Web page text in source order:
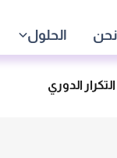
الحلول
الدوري